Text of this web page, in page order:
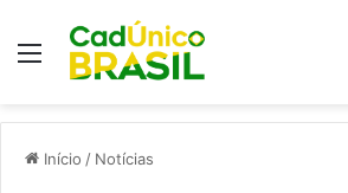
Menu
Início / Notícias